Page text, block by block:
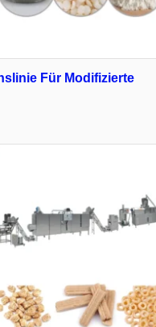
Für Modifizierte